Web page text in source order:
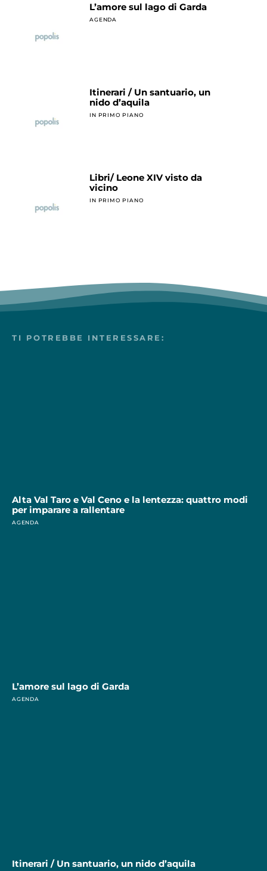
L’amore sul lago di Garda
AGENDA
Itinerari / Un santuario, un
nido d’aquila
IN PRIMO PIANO
Libri/ Leone XIV visto da
vicino
IN PRIMO PIANO
TI POTREBBE INTERESSARE:
Alta Val Taro e Val Ceno e la lentezza: quattro modi
per imparare a rallentare
AGENDA
L’amore sul lago di Garda
AGENDA
Itinerari / Un santuario, un nido d’aquila